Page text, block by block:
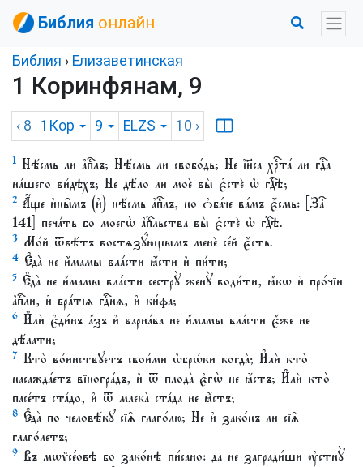
Библия онлайн
Библия › Елизаветинская
1 Коринфянам, 9
‹ 8 1Кор 9 ELZS 10 ›
1 Нѣ́смь ли а҆пⷭ҇лъ; Нѣ́смь ли свобо́дь; Не і҆и҃са хрⷭ҇та́ ли гдⷭ҇а
на́шего ви́дѣхъ; Не дѣ́ло ли моѐ вы̀ є҆стѐ ѡ҆ гдⷭ҇ѣ;
2 А҆́ще и҆ны̑мъ (и҆) нѣ́смь а҆пⷭ҇лъ, но ѻ҆ба́че ва́мъ є҆́смь: [Заⷱ҇
141] печа́ть бо моегѡ̀ а҆пⷭ҇льства вы̀ є҆стѐ ѡ҆ гдⷭ҇ѣ.
3 Мо́й ѿвѣ́тъ востѧзꙋ́ющымъ менѐ се́й є҆́сть.
4 Є҆да̀ не и҆́мамы вла́сти ꙗ҆́сти и҆ пи́ти;
5 Є҆да̀ не и҆́мамы вла́сти сестрꙋ̀ женꙋ̀ води́ти, ꙗ҆́кѡ и҆ про́чїи
а҆пⷭ҇ли, и҆ бра́тїѧ гдⷭ҇нѧ, и҆ ки́фа;
6 И҆лѝ є҆ди́нъ а҆́зъ и҆ варна́ва не и҆́мамы вла́сти є҆́же не
дѣ́лати;
7 Кто̀ во́инствꙋетъ свои́ми ѡ҆брѡ́ки когда̀; И҆лѝ кто̀
насажда́етъ вїногра́дъ, и҆ ѿ плода̀ є҆гѡ̀ не ꙗ҆́стъ; И҆лѝ кто̀
пасе́тъ ста́до, и҆ ѿ млека̀ ста́да не ꙗ҆́стъ;
8 Є҆да̀ по человѣ́кꙋ сїѧ̑ глаго́лю; Не и҆ зако́нъ ли сїѧ̑
глаго́летъ;
9 Въ мѡѷсе́овѣ бо зако́нѣ пи́сано: да не загради́ши ᲂу҆стнꙋ̀